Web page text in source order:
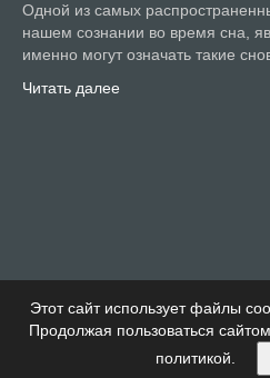
Этот сайт использует файлы
Продолжая пользоваться
политикой.
Одной из самых
нашем сознании во время сна,
именно могут означать такие
Читать далее
Купи Дом Тема от